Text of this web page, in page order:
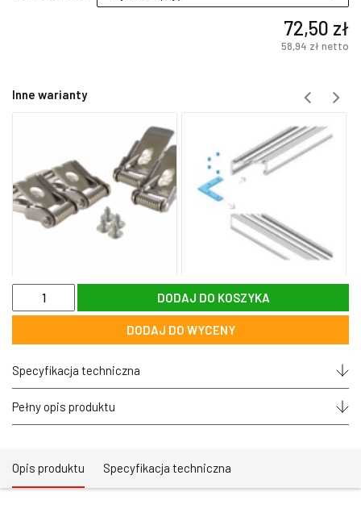
72,50 zł
58,94 złnetto
Inne warianty
ilość
sufitowy
LED
OPTONICA®
kwadratowy
natynkowy
24W
DODAJ DO KOSZYKA
DODAJ DO WYCENY
Specyfikacja techniczna
Pełny opis produktu
Opis produktu Specyfikacja techniczna